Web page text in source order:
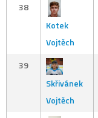
38
Kotek
Vojtěch
39
Skřivánek
Vojtěch